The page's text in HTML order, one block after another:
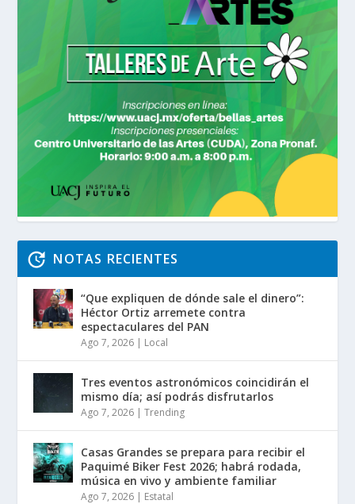
NOTAS RECIENTES
“Que expliquen de dónde sale el dinero”:
Héctor Ortiz arremete contra
espectaculares del PAN
Ago 7, 2026 | Local
Tres eventos astronómicos coincidirán el
mismo día; así podrás disfrutarlos
Ago 7, 2026 |Trending
Casas Grandes se prepara para recibir el
Paquimé Biker Fest 2026; habrá rodada,
música en vivo y ambiente familiar
Ago 7, 2026 | Estatal